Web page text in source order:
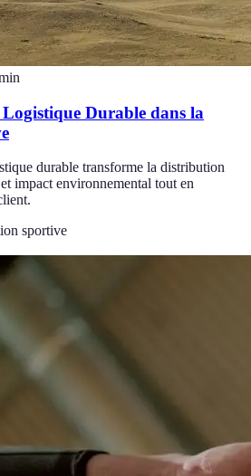
Logistique Durable dans la
durable transforme la distribution
impact environnemental tout en
sportive